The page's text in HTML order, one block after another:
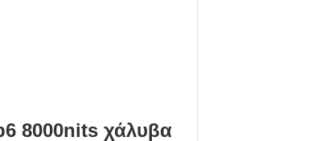
8000nits χάλυβα